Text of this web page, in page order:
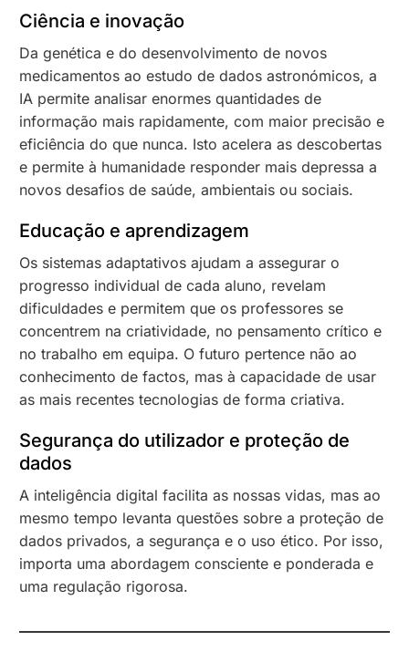
Ciência e inovação
Da genética e do desenvolvimento de novos
medicamentos ao estudo de dados astronómicos, a
IA permite analisar enormes quantidades de
informação mais rapidamente, com maior precisão e
eficiência do que nunca. Isto acelera as descobertas
e permite à humanidade responder mais depressa a
novos desafios de saúde, ambientais ou sociais.
Educação e aprendizagem
Os sistemas adaptativos ajudam a assegurar o
progresso individual de cada aluno, revelam
dificuldades e permitem que os professores se
concentrem na criatividade, no pensamento crítico e
no trabalho em equipa. O futuro pertence não ao
conhecimento de factos, mas à capacidade de usar
as mais recentes tecnologias de forma criativa.
Segurança do utilizador e proteção de
dados
A inteligência digital facilita as nossas vidas, mas ao
mesmo tempo levanta questões sobre a proteção de
dados privados, a segurança e o uso ético. Por isso,
importa uma abordagem consciente e ponderada e
uma regulação rigorosa.